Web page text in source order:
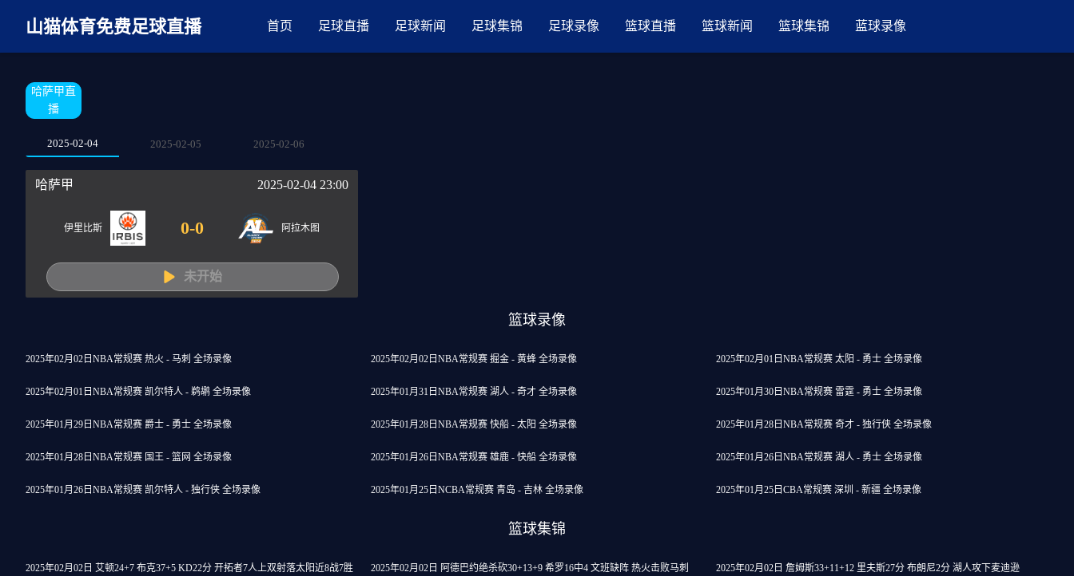
山猫体育免费足球直播 首页 足球直播 足球新闻 足球集锦 足球录像 篮球直播 篮球新闻 篮球集锦 蓝球录像
哈萨甲直
播
2025-02-04 2025-02-05 2025-02-06
哈萨甲 2025-02-04 23:00
伊里比斯 0-0 阿拉木图
未开始
篮球录像
2025年02月02日NBA常规赛 热火 - 马刺 全场录像 2025年02月02日NBA常规赛 掘金 - 黄蜂 全场录像 2025年02月01日NBA常规赛 太阳 - 勇士 全场录像
2025年02月01日NBA常规赛 凯尔特人 - 鹈鹕 全场录像 2025年01月31日NBA常规赛 湖人 - 奇才 全场录像 2025年01月30日NBA常规赛 雷霆 - 勇士 全场录像
2025年01月29日NBA常规赛 爵士 - 勇士 全场录像 2025年01月28日NBA常规赛 快船 - 太阳 全场录像 2025年01月28日NBA常规赛 奇才 - 独行侠 全场录像
2025年01月28日NBA常规赛 国王 - 篮网 全场录像 2025年01月26日NBA常规赛 雄鹿 - 快船 全场录像 2025年01月26日NBA常规赛 湖人 - 勇士 全场录像
2025年01月26日NBA常规赛 凯尔特人 - 独行侠 全场录像 2025年01月25日NCBA常规赛 青岛 - 吉林 全场录像 2025年01月25日CBA常规赛 深圳 - 新疆 全场录像
篮球集锦
2025年02月02日 艾顿24+7 布克37+5 KD22分 开拓者7人上双射落太阳近8战7胜 2025年02月02日 阿德巴约绝杀砍30+13+9 希罗16中4 文班缺阵 热火击败马刺 2025年02月02日 詹姆斯33+11+12 里夫斯27分 布朗尼2分 湖人攻下麦迪逊